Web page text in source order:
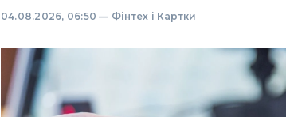
04.08.2026, 06:50 — Фінтех і Картки